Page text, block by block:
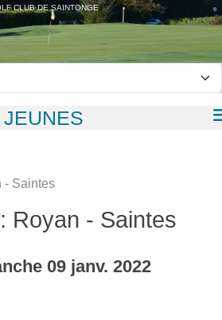
CLUB DE SAINTONGE
JEUNES
- Saintes
Royan - Saintes
09 janv. 2022
cookies